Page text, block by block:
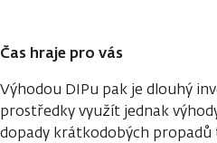
Čas hraje pro vás
Výhodou DIPu pak je dlouhý
prostředky využít jednak
dopady krátkodobých